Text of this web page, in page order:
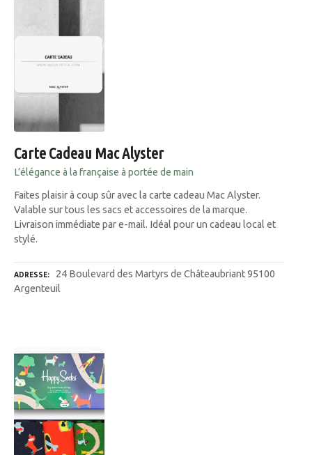
Carte Cadeau Mac Alyster
L’élégance à la française à portée de main
Faites plaisir à coup sûr avec la carte cadeau Mac Alyster.
Valable sur tous les sacs et accessoires de la marque.
Livraison immédiate par e-mail. Idéal pour un cadeau local et
stylé.
ADRESSE
24 Boulevard des Martyrs de Châteaubriant 95100
Argenteuil